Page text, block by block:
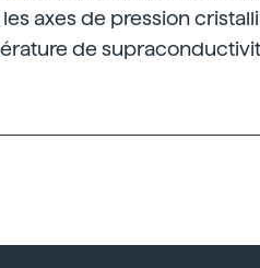
axes de pression
de